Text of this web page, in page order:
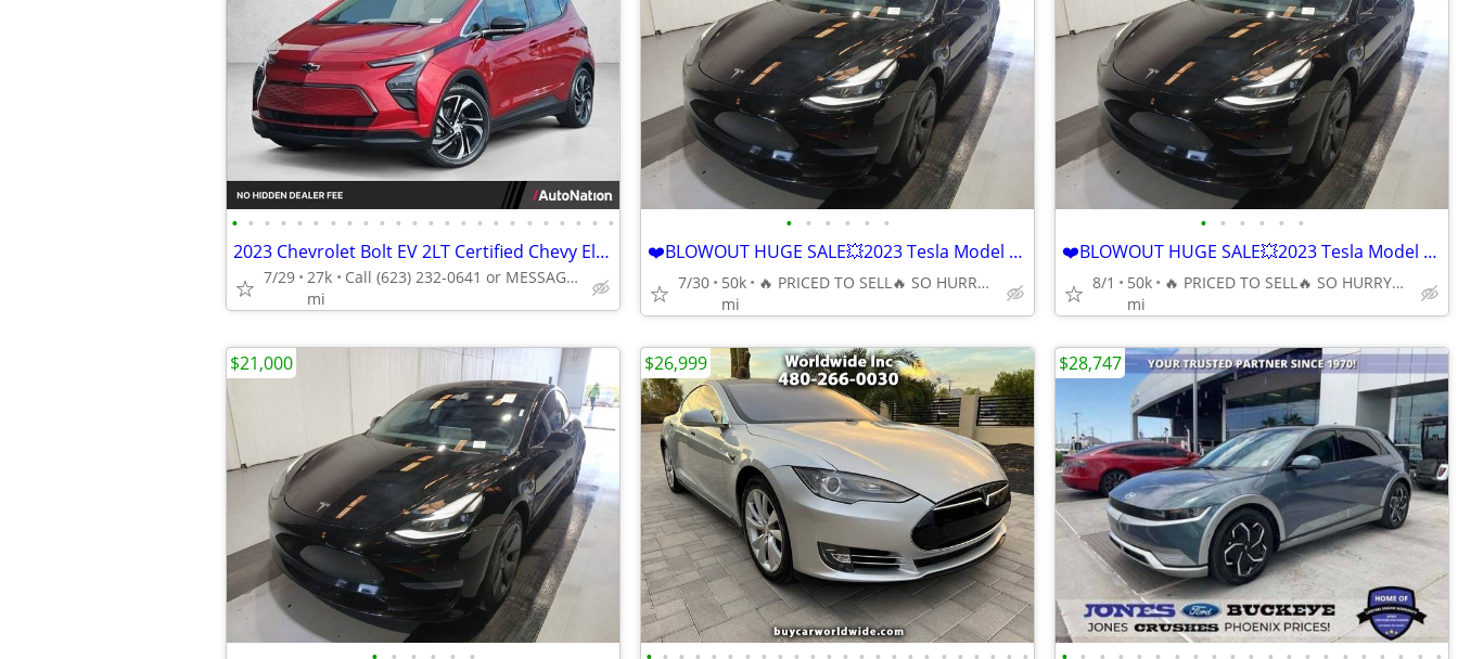
• • • • • • • • • • • • • • • • • • • • • • • •
2023 Chevrolet Bolt EV 2LT Certified Chevy Electric AUTONATION
7/29 27k
mi
Call (623) 232-0641 or MESSAGE/CHAT to confirm availability
• • • • • •
❤️BLOWOUT HUGE SALE💥2023 Tesla Model 3 Standard Range Plus RWD 🔥
7/30
50k
mi
🔥 PRICED TO SELL🔥 SO HURRY🔥 GET YOUR BEST DEAL TODAY🔥
• • • • • •
❤️BLOWOUT HUGE SALE💥2023 Tesla Model 3 Standard Range Plus RWD 🔥
8/1
50k
mi
🔥 PRICED TO SELL🔥 SO HURRY🔥 GET YOUR BEST DEAL TODAY🔥
$21,000 $26,999 $28,747